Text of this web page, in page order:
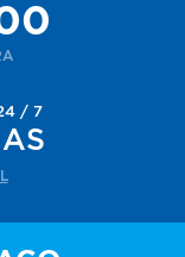
/ 7